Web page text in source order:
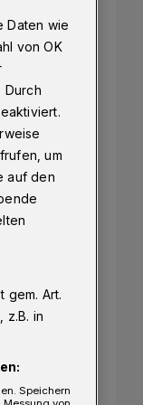
Daten wie
von OK
Durch
um
auf den
gem. Art.
z.B. in
Speichern